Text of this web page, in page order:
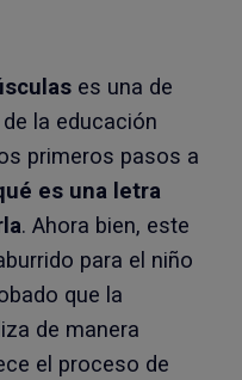
es una de
la educación
primeros pasos a
es una letra
. Ahora bien, este
para el niño
que la
de manera
el proceso de